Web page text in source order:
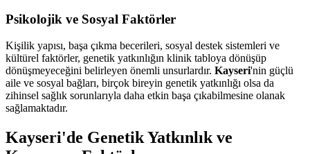
Psikolojik ve Sosyal Faktörler
Kişilik yapısı, başa çıkma becerileri, sosyal destek sistemleri ve
kültürel faktörler, genetik yatkınlığın klinik tabloya dönüşüp
dönüşmeyeceğini belirleyen önemli unsurlardır. Kayseri'nin güçlü
aile ve sosyal bağları, birçok bireyin genetik yatkınlığı olsa da
zihinsel sağlık sorunlarıyla daha etkin başa çıkabilmesine olanak
sağlamaktadır.
Kayseri'de Genetik Yatkınlık ve